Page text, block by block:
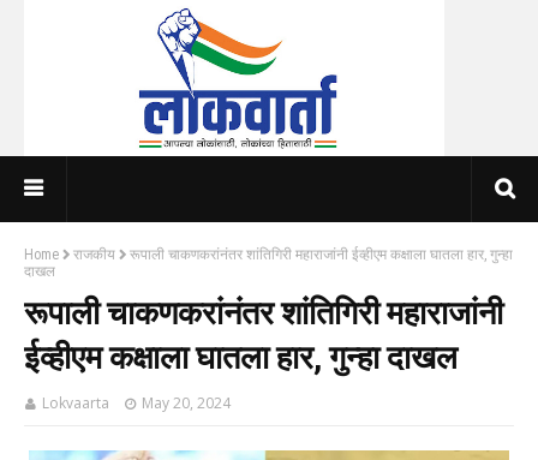
Home राजकीय
रूपाली चाकणकरांनंतर शांतिगिरी महाराजांनी ईव्हीएम कक्षाला घातला हार, गुन्हा
दाखल
रूपाली चाकणकरांनंतर शांतिगिरी महाराजांनी
ईव्हीएम कक्षाला घातला हार, गुन्हा दाखल
Lokvaarta May 20, 2024